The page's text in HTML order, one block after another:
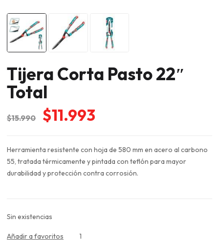
Tijera Corta Pasto 22″
Total
$15.990
El
original
era:
$15.990.
$11.993
actual
es:
$11.993.
Herramienta resistente con hoja de 580 mm en acero al carbono
55, tratada térmicamente y pintada con teflón para mayor
durabilidad y protección contra corrosión.
Sin existencias
Añadir a favoritos 1